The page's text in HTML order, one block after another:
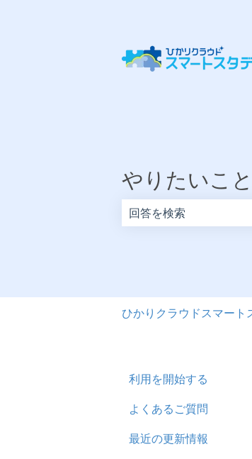
やりたいこ
ひかりクラウドスマート
利用を開始する
よくあるご質問
契約
最近の更新情報